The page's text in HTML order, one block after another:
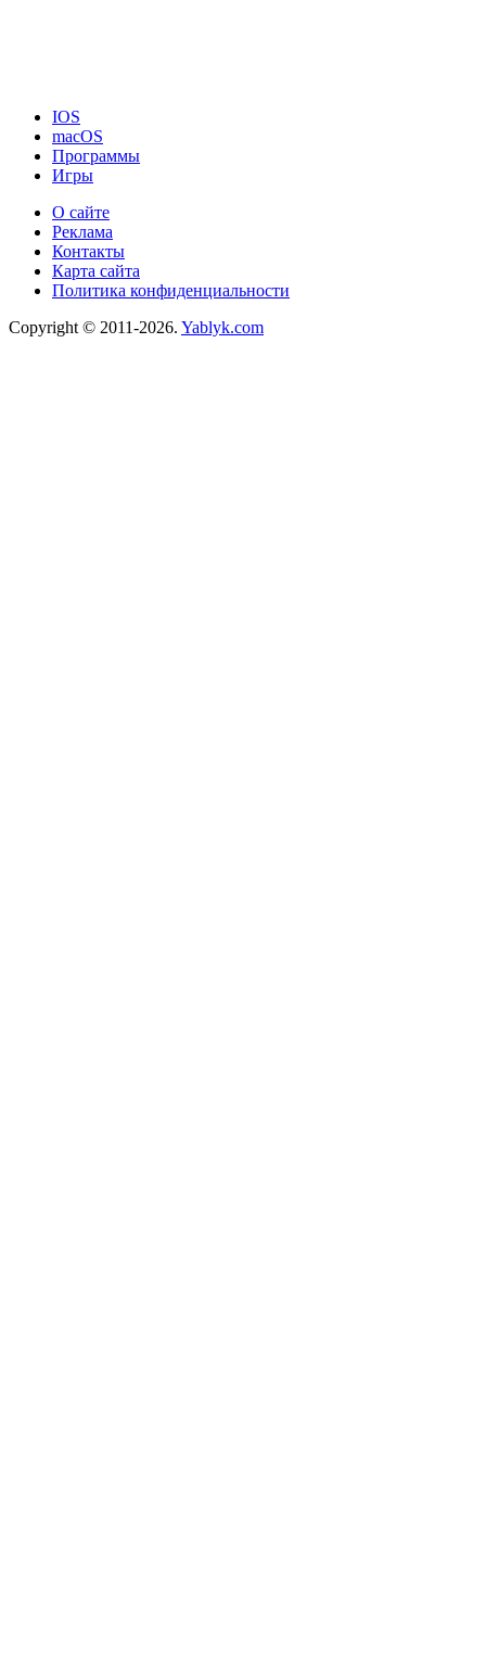
IOS
macOS
Программы
Игры
О сайте
Реклама
Контакты
Карта сайта
Политика конфиденциальности
Copyright © 2011-2026. Yablyk.сom